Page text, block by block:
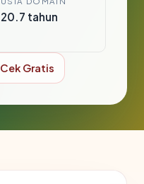
20.7 tahun
Cek Gratis